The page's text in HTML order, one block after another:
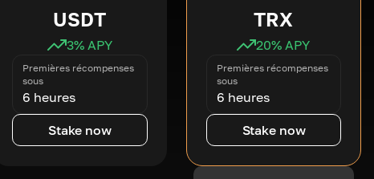
USDT
3% APY
Premières récompenses
sous
6 heures
Stake now
TRX
20% APY
Premières récompenses
sous
6 heures
Stake now